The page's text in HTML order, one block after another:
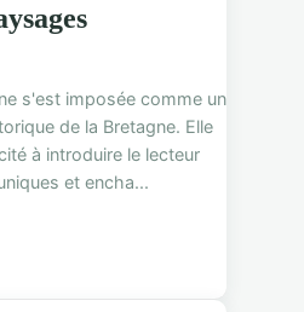
s'est imposée comme un
de la Bretagne. Elle
à introduire le lecteur
et encha...